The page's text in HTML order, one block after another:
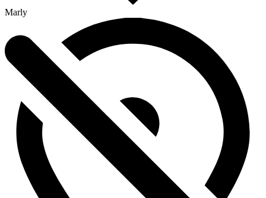
Marly